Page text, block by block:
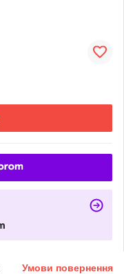
Умови повернення